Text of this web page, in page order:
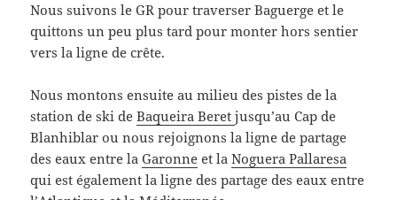
Nous suivons le GR pour traverser Baguerge et le
quittons un peu plus tard pour monter hors sentier
vers la ligne de crête.
Nous montons ensuite au milieu des pistes de la
station de ski deBaqueira Beretjusqu’au Cap de
Blanhiblar ou nous rejoignons la ligne de partage
des eaux entre laGaronne et laNoguera Pallaresa
qui est également la ligne des partage des eaux entre